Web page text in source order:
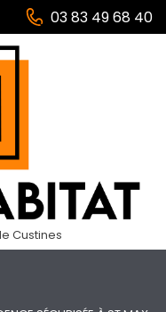
03 83 49 68 40
Custines